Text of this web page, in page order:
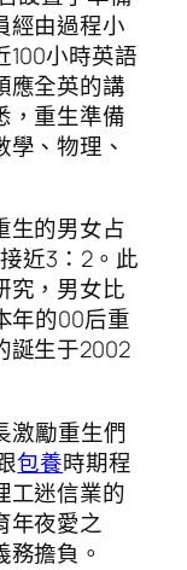
經由過程小
100小時英語
應全英的講
，重生準備
、物理、
生的男女占
近3：2。此
究，男女比
年的00后重
誕生于2002
激勵重生們
包養時期程
工迷信業的
年夜愛之
擔負。